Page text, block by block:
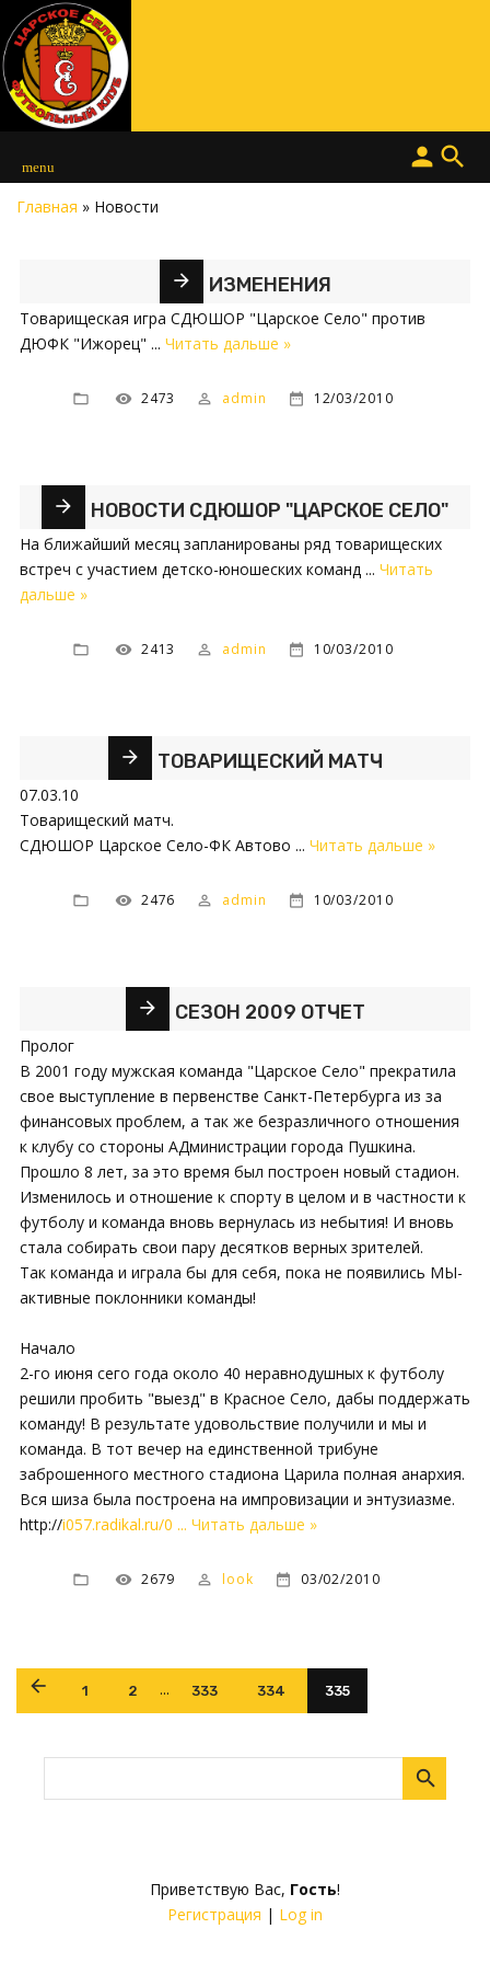
menu search
person
Приветствую Вас, Гость!
Регистрация | Log in
Главная » Новости
ИЗМЕНЕНИЯ
Товарищеская игра СДЮШОР "Царское Село" против
ДЮФК "Ижорец" ... Читать дальше »
2473 admin 12/03/2010
НОВОСТИ СДЮШОР "ЦАРСКОЕ СЕЛО"
На ближайший месяц запланированы ряд товарищеских
встреч с участием детско-юношеских команд ... Читать
дальше »
2413 admin 10/03/2010
ТОВАРИЩЕСКИЙ МАТЧ
07.03.10
Товарищеский матч.
СДЮШОР Царское Село-ФК Автово ... Читать дальше »
2476 admin 10/03/2010
СЕЗОН 2009 ОТЧЕТ
Пролог
В 2001 году мужская команда "Царское Село" прекратила
свое выступление в первенстве Санкт-Петербурга из за
финансовых проблем, а так же безразличного отношения
к клубу со стороны АДминистрации города Пушкина.
Прошло 8 лет, за это время был построен новый стадион.
Изменилось и отношение к спорту в целом и в частности к
футболу и команда вновь вернулась из небытия! И вновь
стала собирать свои пару десятков верных зрителей.
Так команда и играла бы для себя, пока не появились МЫ-
активные поклонники команды!
Начало
2-го июня сего года около 40 неравнодушных к футболу
решили пробить "выезд" в Красное Село, дабы поддержать
команду! В результате удовольствие получили и мы и
команда. В тот вечер на единственной трибуне
заброшенного местного стадиона Царила полная анархия.
Вся шиза была построена на импровизации и энтузиазме.
http://i057.radikal.ru/0 ... Читать дальше »
2679 look 03/02/2010
1 2 ... 333 334 335